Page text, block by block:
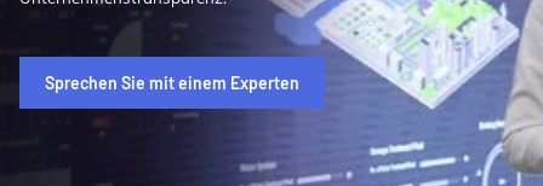
Sprechen Sie mit einem Experten